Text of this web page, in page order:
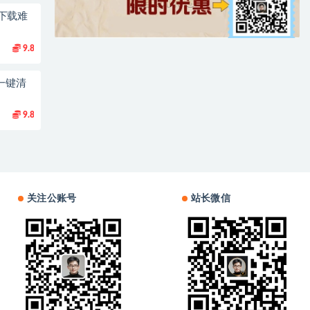
载难
9.8
键清
9.8
关注公账号 站长微信